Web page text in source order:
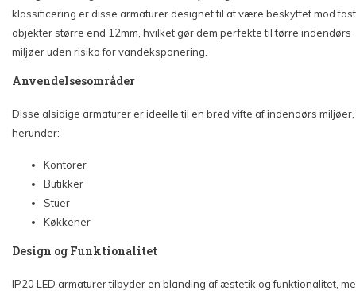
klassificering er disse armaturer designet til at være beskyttet mod
objekter større end 12mm, hvilket gør dem perfekte til tørre indendørs
miljøer uden risiko for vandeksponering.
Anvendelsesområder
Disse alsidige armaturer er ideelle til en bred vifte af indendørs miljøer,
herunder:
Kontorer
Butikker
Stuer
Køkkener
Design og Funktionalitet
IP20 LED armaturer tilbyder en blanding af æstetik og funktionalitet,